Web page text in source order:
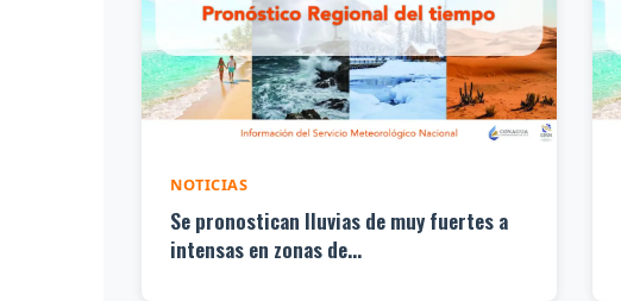
NOTICIAS
Se pronostican lluvias de muy fuertes a
intensas en zonas de...